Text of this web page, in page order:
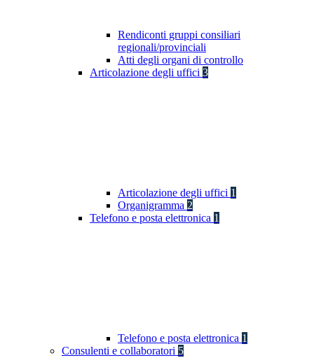
Rendiconti gruppi consiliari
regionali/provinciali
Atti degli organi di controllo
Articolazione degli uffici 3
Articolazione degli uffici 1
Organigramma 2
Telefono e posta elettronica 1
Telefono e posta elettronica 1
Consulenti e collaboratori 5